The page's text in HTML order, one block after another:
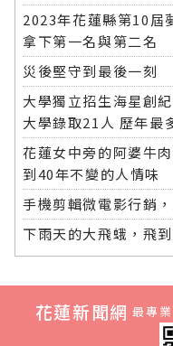
2023年花蓮縣第10屆
拿下第一名與第二名
災後堅守到最後一刻
大學獨立招生海星創
大學錄取21人 歷年最
花蓮女中旁的阿婆牛
到40年不變的人情味
手機剪輯微電影行銷
下雨天的大飛蛾，飛
花蓮新聞網 最專